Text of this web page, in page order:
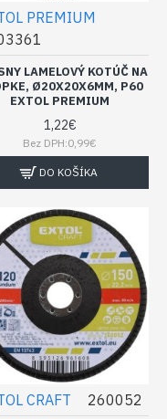
PREMIUM
LAMELOVÝ KOTÚČ NA
Ø20X20X6MM, P60
EXTOL PREMIUM
1,22€
Bez DPH:0,99€
DO KOŠÍKA
CRAFT 260052